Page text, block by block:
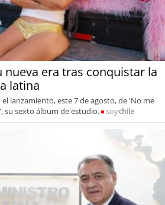
nueva era tras conquistar la
latina
lanzamiento, este 7 de agosto, de 'No me
sexto álbum de estudio.
soychile